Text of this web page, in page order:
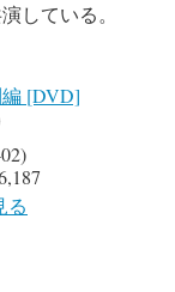
している。
[DVD]
る